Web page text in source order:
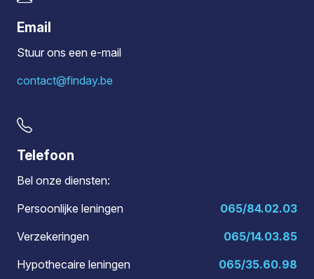
Email
Stuur ons een e-mail
contact@finday.be
Telefoon
Bel onze diensten:
Persoonlijke leningen
065/84.02.03
Verzekeringen
065/14.03.85
Hypothecaire leningen
065/35.60.98